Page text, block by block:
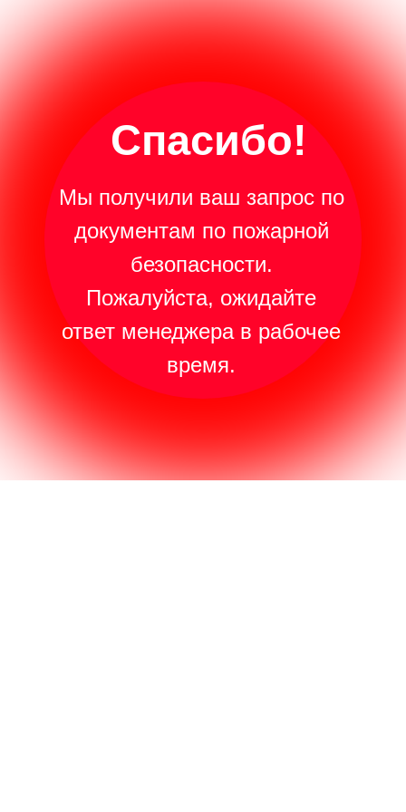
Мы получили ваш запрос по
документам по пожарной
безопасности.
Пожалуйста, ожидайте
ответ менеджера в рабочее
время.
Спасибо!